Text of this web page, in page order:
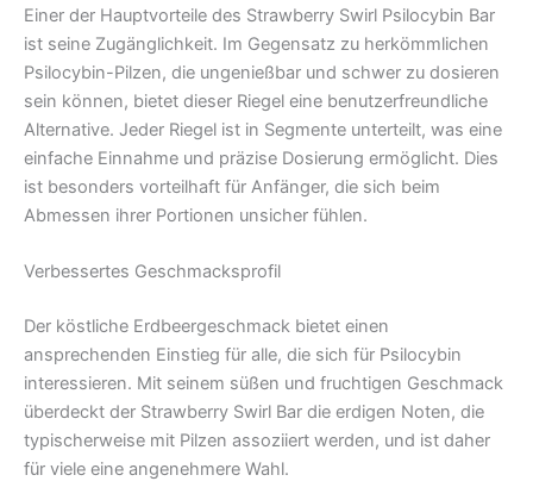
Einer der Hauptvorteile des Strawberry Swirl Psilocybin Bar
ist seine Zugänglichkeit. Im Gegensatz zu herkömmlichen
Psilocybin-Pilzen, die ungenießbar und schwer zu dosieren
sein können, bietet dieser Riegel eine benutzerfreundliche
Alternative. Jeder Riegel ist in Segmente unterteilt, was eine
einfache Einnahme und präzise Dosierung ermöglicht. Dies
ist besonders vorteilhaft für Anfänger, die sich beim
Abmessen ihrer Portionen unsicher fühlen.
Verbessertes Geschmacksprofil
Der köstliche Erdbeergeschmack bietet einen
ansprechenden Einstieg für alle, die sich für Psilocybin
interessieren. Mit seinem süßen und fruchtigen Geschmack
überdeckt der Strawberry Swirl Bar die erdigen Noten, die
typischerweise mit Pilzen assoziiert werden, und ist daher
für viele eine angenehmere Wahl.